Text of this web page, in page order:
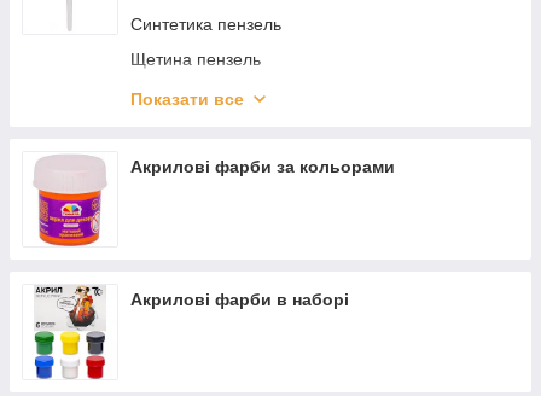
Синтетика пензель
Щетина пензель
Білка пензлик
Показати все
Акрилові фарби за кольорами
Акрилові фарби в наборі